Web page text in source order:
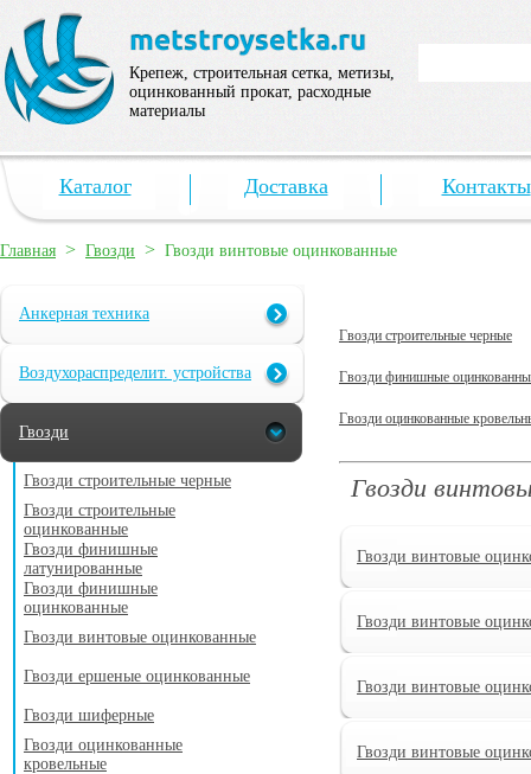
Крепеж, строительная сетка, метизы,
оцинкованный прокат, расходные
материалы
Каталог Доставка Контакты
Главная > Гвозди > Гвозди винтовые оцинкованные
Анкерная техника
Воздухораспределит. устройства
Гвозди
Гвозди строительные черные
Гвозди строительные
оцинкованные
Гвозди финишные
латунированные
Гвозди финишные
оцинкованные
Гвозди винтовые оцинкованные
Гвозди ершеные оцинкованные
Гвозди шиферные
Гвозди оцинкованные
кровельные
Гвозди строительные черные
Гвозди финишные
Гвозди оцинкованные
Гвозди
Гвозди винтовые
Гвозди винтовые
Гвозди винтовые
Гвозди винтовые